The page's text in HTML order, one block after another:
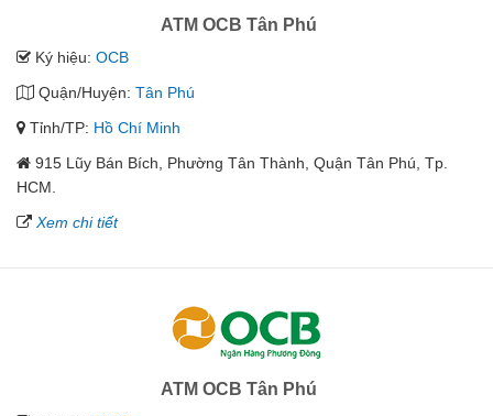
ATM OCB Tân Phú
Ký hiệu: OCB
Quận/Huyện: Tân Phú
Tỉnh/TP: Hồ Chí Minh
915 Lũy Bán Bích, Phường Tân Thành, Quận Tân Phú, Tp.
HCM.
Xem chi tiết
ATM OCB Tân Phú